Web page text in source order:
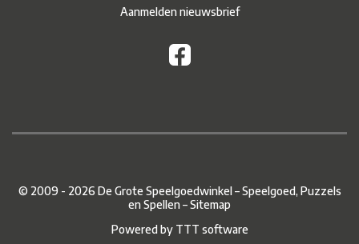
Aanmelden nieuwsbrief
© 2009 - 2026 De Grote Speelgoedwinkel – Speelgoed, Puzzels
en Spellen –Sitemap
Powered by TTT software